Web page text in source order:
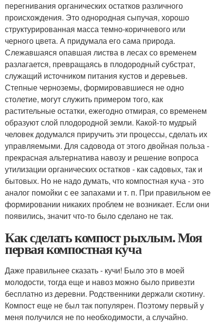
перегнивания органических остатков различного
происхождения. Это однородная сыпучая, хорошо
структурированная масса темно-коричневого или
черного цвета. А придумала его сама природа.
Слежавшаяся опавшая листва в лесах со временем
разлагается, превращаясь в плодородный субстрат,
служащий источником питания кустов и деревьев.
Степные черноземы, формировавшиеся не одно
столетие, могут служить примером того, как
растительные остатки, ежегодно отмирая, со временем
образуют слой плодородной земли. Какой-то мудрый
человек додумался приручить эти процессы, сделать их
управляемыми. Для садовода от этого двойная польза -
прекрасная альтернатива навозу и решение вопроса
утилизации органических остатков - как садовых, так и
бытовых. Но не надо думать, что компостная куча - это
аналог помойки с ее запахами и т. п. При правильном ее
формировании никаких проблем не возникает. Если они
появились, значит что-то было сделано не так.
Как сделать компост рыхлым. Моя
первая компостная куча
Даже правильнее сказать - кучи! Было это в моей
молодости, тогда еще и навоз можно было привезти
бесплатно из деревни. Родственники держали скотину.
Компост еще не был так популярен. Поэтому первый у
меня получился не по необходимости, а случайно.